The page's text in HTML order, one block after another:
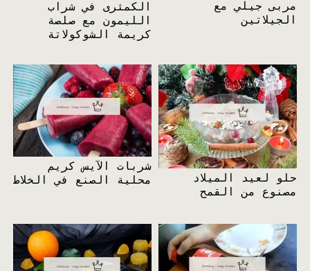
الكمثرى في شراب
الليمون مع صلصة
كريمة الشوكولاتة
مربى جيلي مع
الجيلاتين
شربات الآيس كريم
محلية الصنع في الخلاط
حلو لعيد الميلاد
مصنوع من القمح